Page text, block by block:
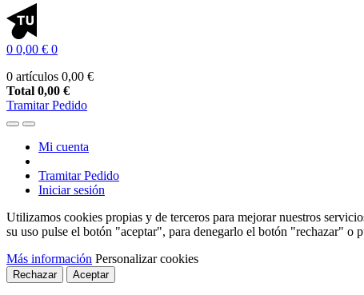
0 0,00 € 0
0 artículos 0,00 €
Total 0,00 €
Tramitar Pedido
Mi cuenta
Tramitar Pedido
Iniciar sesión
Utilizamos cookies propias y de terceros para mejorar nuestros
su uso pulse el botón "aceptar", para denegarlo el botón "rechazar" o
Más información Personalizar cookies
Rechazar Aceptar